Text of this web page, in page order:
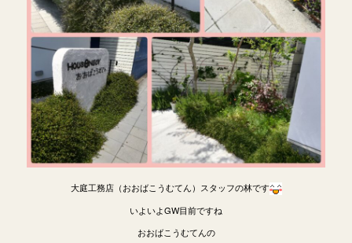
大庭工務店（おおばこうむてん）スタッフの林です
いよいよGW目前ですね
おおばこうむてんの